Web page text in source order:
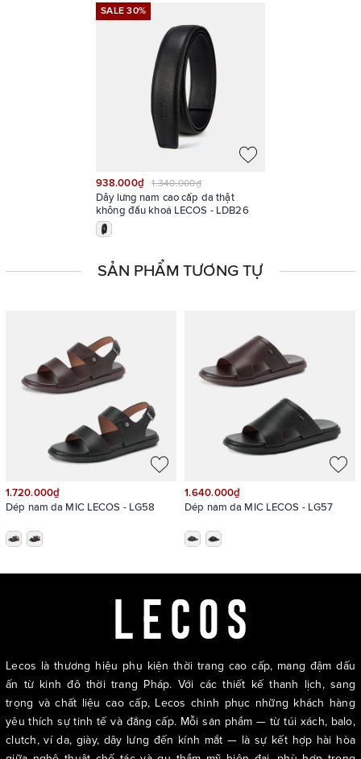
LECOS – LDB26 được chế tác từ da bò thật với vân da tự nhiên,
độ mềm dẻo linh hoạt nhưng vẫn đảm bảo độ bền vượt trội theo
thời gian
SALE 30%
SALE 30%
938.000₫ 1.340.000₫
Dây lưng nam cao cấp da thật
không đầu khoá LECOS - LDB26
SẢN PHẨM TƯƠNG TỰ
1.720.000₫
Dép nam da MIC LECOS - LG58
1.640.000₫
Dép nam da MIC LECOS - LG57
Lecos là thương hiệu phụ kiện thời trang cao cấp, mang đậm dấu
ấn từ kinh đô thời trang Pháp. Với các thiết kế thanh lịch, sang
trọng và chất liệu cao cấp, Lecos chinh phục những khách hàng
yêu thích sự tinh tế và đẳng cấp. Mỗi sản phẩm — từ túi xách, balo,
clutch, ví da, giày, dây lưng đến kính mắt — là sự kết hợp hài hòa